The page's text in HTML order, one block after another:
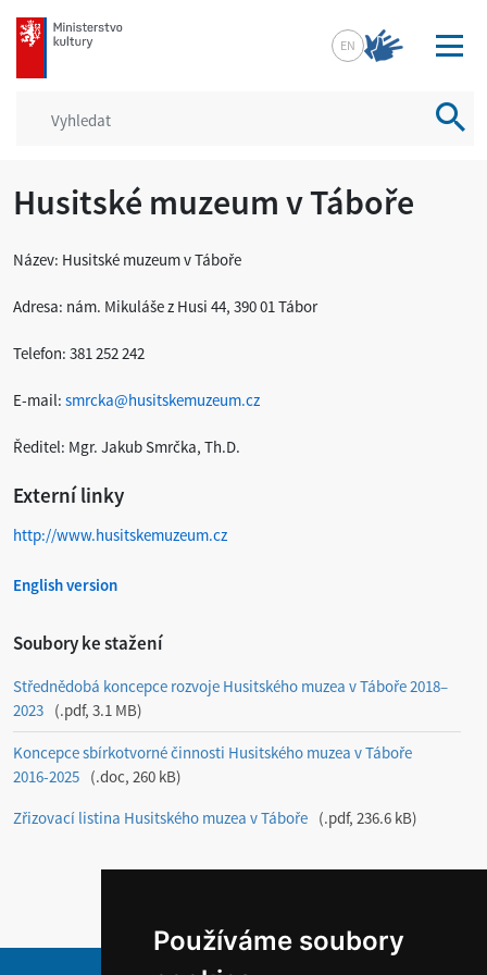
Používáme soubory
mkcr.cz
EN
Husitské muzeum v Táboře
Název: Husitské muzeum v Táboře
Adresa: nám. Mikuláše z Husi 44, 390 01 Tábor
Telefon: 381 252 242
E-mail: smrcka@husitskemuzeum.cz
Ředitel: Mgr. Jakub Smrčka, Th.D.
Externí linky
http://www.husitskemuzeum.cz
English version
Soubory ke stažení
Střednědobá koncepce rozvoje Husitského muzea v Táboře 2018–
2023
.pdf, 3.1 MB
Koncepce sbírkotvorné činnosti Husitského muzea v Táboře
2016-2025
.doc, 260 kB
Zřizovací listina Husitského muzea v Táboře
.pdf, 236.6 kB